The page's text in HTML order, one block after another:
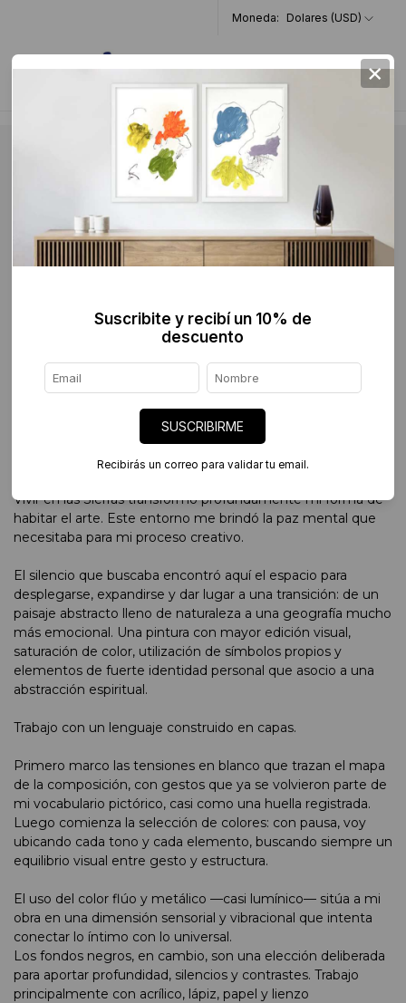
Moneda: Dolares (USD)
0
Daniela Ramsfelder
18 de Julio de 1975
Vivir en las Sierras transformó profundamente mi forma de
habitar el arte. Este entorno me brindó la paz mental que
necesitaba para mi proceso creativo.
El silencio que buscaba encontró aquí el espacio para
desplegarse, expandirse y dar lugar a una transición: de un
paisaje abstracto lleno de naturaleza a una geografía mucho
más emocional. Una pintura con mayor edición visual,
saturación de color, utilización de símbolos propios y
elementos de fuerte identidad personal que asocio a una
abstracción espiritual.
Trabajo con un lenguaje construido en capas.
Primero marco las tensiones en blanco que trazan el mapa
de la composición, con gestos que ya se volvieron parte de
mi vocabulario pictórico, casi como una huella registrada.
Luego comienza la selección de colores: con pausa, voy
ubicando cada tono y cada elemento, buscando siempre un
equilibrio visual entre gesto y estructura.
El uso del color flúo y metálico —casi lumínico— sitúa a mi
obra en una dimensión sensorial y vibracional que intenta
conectar lo íntimo con lo universal.
Los fondos negros, en cambio, son una elección deliberada
para aportar profundidad, silencios y contrastes. Trabajo
principalmente con acrílico, lápiz, papel y lienzo
×
Suscribite y recibí un 10% de
descuento
SUSCRIBIRME
Recibirás un correo para validar tu email.